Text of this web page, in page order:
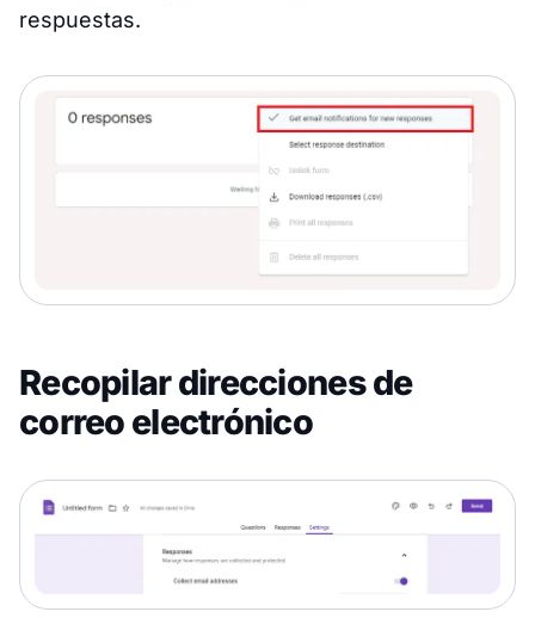
respuestas.
Recopilar direcciones de
correo electrónico